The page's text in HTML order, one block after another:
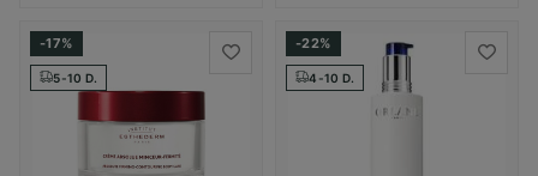
-17%
5-10 D.
-22%
4-10 D.